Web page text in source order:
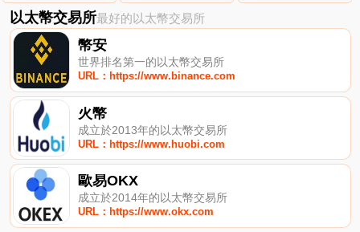
以太幣交易所最好的以太幣交易所
幣安
世界排名第一的以太幣交易所
URL：https://www.binance.com
火幣
成立於2013年的以太幣交易所
URL：https://www.huobi.com
歐易OKX
成立於2014年的以太幣交易所
URL：https://www.okx.com